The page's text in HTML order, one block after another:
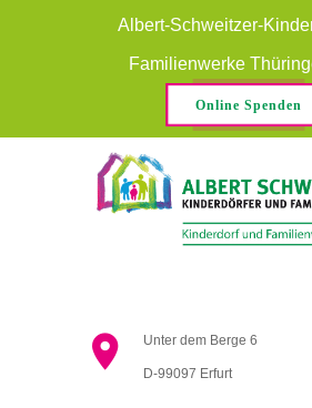
Albert-Schweitzer-
Familienwerke
Online Spenden
Unter dem Berge 6
D-99097 Erfurt